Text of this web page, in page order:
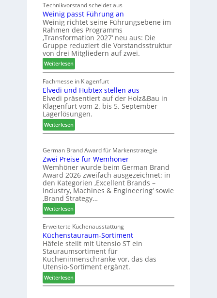
h
l
a
n
d
z
u
r
H
a
u
s
m
e
s
s
e
b
e
l
b
r
a
n
c
h
e
e
r
ö
r
t
e
t
Z
u
k
u
n
f
t
Technikvorstand scheidet aus
Weinig passt Führung an
Weinig richtet seine Führungsebene im
Rahmen des Programms
‚Transformation 2027‘ neu aus: Die
Gruppe reduziert die Vorstandsstruktur
von drei Mitgliedern auf zwei.
Weiterlesen:
W
e
i
n
i
g
p
a
s
t
F
ü
h
r
u
n
g
a
n
Fachmesse in Klagenfurt
Elvedi und Hubtex stellen aus
Elvedi präsentiert auf der Holz&Bau in
Klagenfurt vom 2. bis 5. September
Lagerlösungen.
Weiterlesen:
E
v
e
d
i
u
n
d
H
u
b
t
e
x
s
t
e
German Brand Award für Markenstrategie
Zwei Preise für Wemhöner
Wemhöner wurde beim German Brand
Award 2026 zweifach ausgezeichnet: in
den Kategorien ‚Excellent Brands –
Industry, Machines & Engineering‘ sowie
‚Brand Strategy…
Weiterlesen:
Z
w
e
i
P
r
e
i
s
Erweiterte Küchenausstattung
Küchenstauraum-Sortiment
Häfele stellt mit Utensio ST ein
Stauraumsortiment für
Kücheninnenschränke vor, das das
Utensio-Sortiment ergänzt.
Weiterlesen:
K